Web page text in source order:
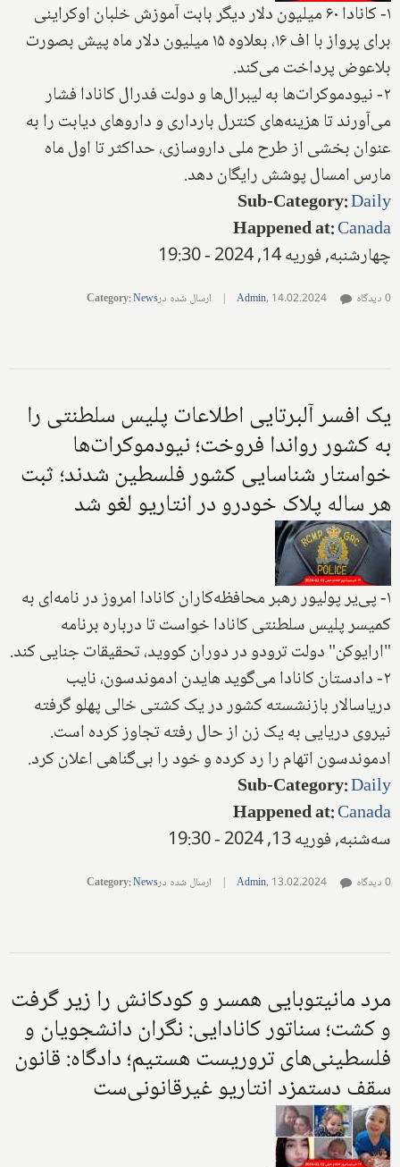
۱- کانادا ۶۰ میلیون دلار دیگر بابت آموزش خلبان اوکراینی
برای پرواز با اف ۱۶، بعلاوه ۱۵ میلیون دلار ماه پیش بصورت
بلاعوض پرداخت می‌کند.
۲- نیودموکرات‌ها به لیبرال‌ها و دولت فدرال کانادا فشار
می‌آورند تا هزینه‌های کنترل بارداری و داروهای دیابت را به
عنوان بخشی از طرح ملی داروسازی، حداکثر تا اول ماه
مارس امسال پوشش رایگان دهد.
Sub-Category:Daily
Happened at:Canada
چهارشنبه, فوریه 14, 2024 - 19:30
Admin, 14.02.2024
| ارسال شده در Category:News 0 دیدگاه
یک افسر آلبرتایی اطلاعات پلیس سلطنتی را
به کشور رواندا فروخت؛ نیودموکرات‌ها
خواستار شناسایی کشور فلسطین شدند؛ ثبت
هر ساله پلاک خودرو در انتاریو لغو شد
۱- پی‌یر پولیور رهبر محافظه‌کاران کانادا امروز در نامه‌ای به
کمیسر پلیس سلطنتی کانادا خواست تا درباره برنامه
"ارایوکن" دولت ترودو در دوران کووید، تحقیقات جنایی کند.
۲- دادستان کانادا می‌گوید هایدن ادموندسون، نایب
دریاسالار بازنشسته کشور در یک کشتی خالی پهلو گرفته
نیروی دریایی به یک زن از حال رفته تجاوز کرده است.
ادموندسون اتهام را رد کرده و خود را بی‌گناهی اعلان کرد.
Sub-Category:Daily
Happened at:Canada
سه‌شنبه, فوریه 13, 2024 - 19:30
Admin, 13.02.2024
| ارسال شده در Category:News 0 دیدگاه
مرد مانیتوبایی همسر و کودکانش را زیر گرفت
و کشت؛ سناتور کانادایی: نگران دانشجویان و
فلسطینی‌های تروریست هستیم؛ دادگاه: قانون
سقف دستمزد انتاریو غیرقانونی‌ست